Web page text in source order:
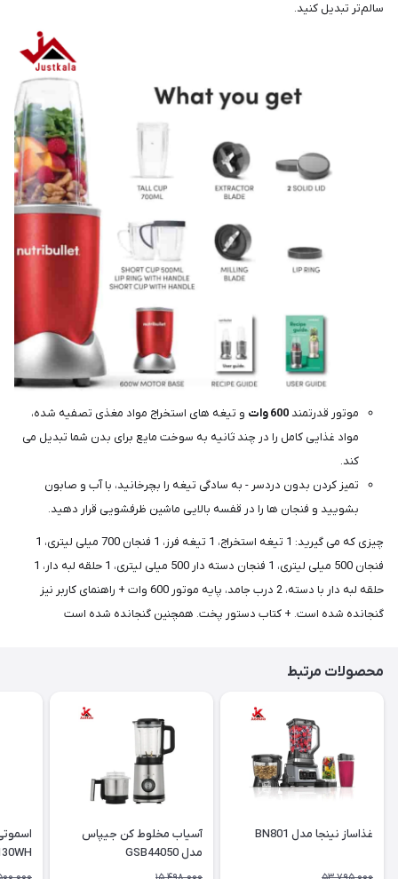
سالم‌تر تبدیل کنید.
موتور قدرتمند600 وات
و تیغه های استخراج مواد مغذی تصفیه شده،
مواد غذایی کامل را در چند ثانیه به سوخت مایع برای بدن شما تبدیل می
کند.
تمیز کردن بدون دردسر - به سادگی تیغه را بچرخانید، با آب و صابون
بشویید و فنجان ها را در قفسه بالایی ماشین ظرفشویی قرار دهید.
چیزی که می گیرید: 1 تیغه استخراج، 1 تیغه فرز، 1 فنجان 700 میلی لیتری، 1
فنجان 500 میلی لیتری، 1 فنجان دسته دار 500 میلی لیتری، 1 حلقه لبه دار، 1
حلقه لبه دار با دسته، 2 درب جامد، پایه موتور 600 وات + راهنمای کاربر نیز
گنجانده شده است. + کتاب دستور پخت. همچنین گنجانده شده است
محصولات مرتبط
غذاساز نینجا مدل BN801
آسیاب مخلوط کن جیپاس
مدل GSB44050